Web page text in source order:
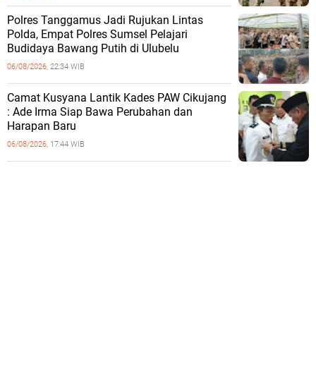
Polres Tanggamus Jadi Rujukan Lintas
Polda, Empat Polres Sumsel Pelajari
Budidaya Bawang Putih di Ulubelu
06/08/2026, 22:34 WIB
Camat Kusyana Lantik Kades PAW Cikujang
: Ade Irma Siap Bawa Perubahan dan
Harapan Baru
06/08/2026, 17:44 WIB